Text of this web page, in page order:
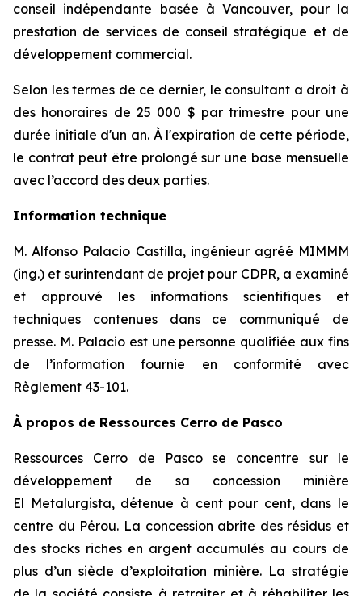
conseil indépendante basée à Vancouver, pour la
prestation de services de conseil stratégique et de
développement commercial.
Selon les termes de ce dernier, le consultant a droit à
des honoraires de 25 000 $ par trimestre pour une
durée initiale d'un an. À l'expiration de cette période,
le contrat peut être prolongé sur une base mensuelle
avec l’accord des deux parties.
Information technique
M. Alfonso Palacio Castilla, ingénieur agréé MIMMM
(ing.) et surintendant de projet pour CDPR, a examiné
et approuvé les informations scientifiques et
techniques contenues dans ce communiqué de
presse. M. Palacio est une personne qualifiée aux fins
de l’information fournie en conformité avec
Règlement 43-101.
À propos de Ressources Cerro de Pasco
Ressources Cerro de Pasco se concentre sur le
développement de sa concession minière
El Metalurgista, détenue à cent pour cent, dans le
centre du Pérou. La concession abrite des résidus et
des stocks riches en argent accumulés au cours de
plus d’un siècle d’exploitation minière. La stratégie